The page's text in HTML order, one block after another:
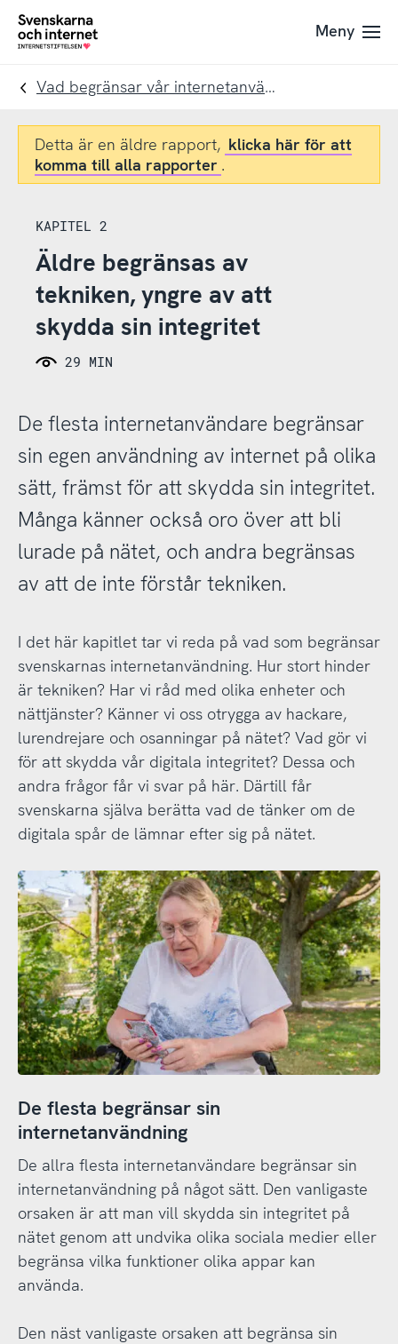
Till
navigation
Till
innehåll
To
Meny
Vad begränsar vår internetanvändning?
Detta är en äldre rapport, klicka här för att
komma till alla rapporter .
KAPITEL 2
Äldre begränsas av
tekniken, yngre av att
skydda sin integritet
29 MIN
De flesta internetanvändare begränsar
sin egen användning av internet på olika
sätt, främst för att skydda sin integritet.
Många känner också oro över att bli
lurade på nätet, och andra begränsas
av att de inte förstår tekniken.
I det här kapitlet tar vi reda på vad som begränsar
svenskarnas internetanvändning. Hur stort hinder
är tekniken? Har vi råd med olika enheter och
nättjänster? Känner vi oss otrygga av hackare,
lurendrejare och osanningar på nätet? Vad gör vi
för att skydda vår digitala integritet? Dessa och
andra frågor får vi svar på här. Därtill får
svenskarna själva berätta vad de tänker om de
digitala spår de lämnar efter sig på nätet.
De flesta begränsar sin
internetanvändning
De allra flesta internetanvändare begränsar sin
internetanvändning på något sätt. Den vanligaste
orsaken är att man vill skydda sin integritet på
nätet genom att undvika olika sociala medier eller
begränsa vilka funktioner olika appar kan
använda.
Den näst vanligaste orsaken att begränsa sin